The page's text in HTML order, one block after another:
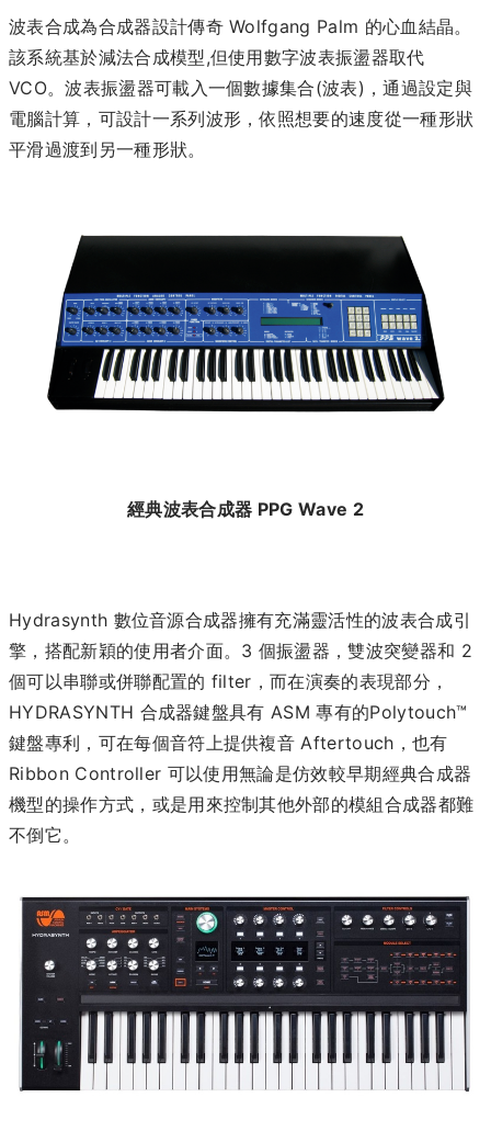
波表合成為合成器設計傳奇 Wolfgang Palm 的心血結晶。
該系統基於減法合成模型,但使用數字波表振盪器取代
VCO。波表振盪器可載入一個數據集合(波表)，通過設定與
電腦計算，可設計一系列波形，依照想要的速度從一種形狀
平滑過渡到另一種形狀。
經典波表合成器 PPG Wave 2
Hydrasynth 數位音源合成器擁有充滿靈活性的波表合成引
擎，搭配新穎的使用者介面。3 個振盪器，雙波突變器和 2
個可以串聯或併聯配置的 filter，而在演奏的表現部分，
HYDRASYNTH 合成器鍵盤具有 ASM 專有的Polytouch™
鍵盤專利，可在每個音符上提供複音 Aftertouch，也有
Ribbon Controller 可以使用無論是仿效較早期經典合成器
機型的操作方式，或是用來控制其他外部的模組合成器都難
不倒它。